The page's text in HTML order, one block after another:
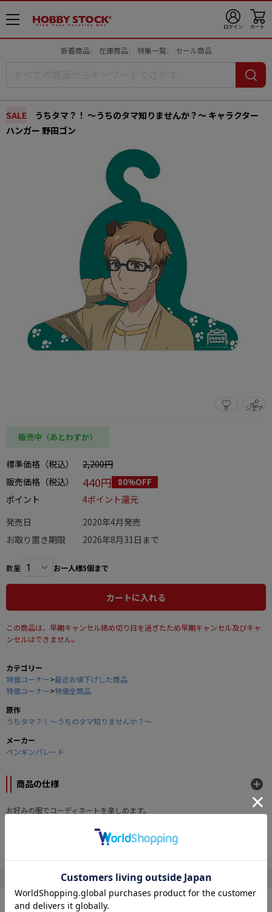
メ
ニ
ログイン カート
新着商品 在庫商品 特集一覧 セール商品
SALE
うちタマ？！ ～うちのタマ知りませんか？～ キャラクター
ハンガー 野田ゴン
0 シェア
この商品をシェアする
販売中（あとわずか）
標準価格（税込）
2,200円
販売価格（税込）
440円 80%OFF
ポイント
4ポイント還元
発売日
2020年4月発売
お取り置き期限
2026年8月31日まで
数量 お一人様5個まで
カートに入れる
この商品は、早期キャンセル締め切り日を過ぎたため早期キャンセル及びキャ
ンセルはできません。
カテゴリー
特価コーナー>最近お値下げした商品
特価コーナー>特価全商品
原作
うちタマ？！～うちのタマ知りませんか？～
メーカー
ペンギンパレード
商品の仕様
お好みの服でコーディネートを楽しめます。
■サイズ：420mm×440mm
" うちタマ？！～うちのタマ知りませんか？～ "の他の商品
SALE SALE